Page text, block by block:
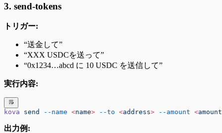
3. send-tokens
トリガー:
“送金して”
“XXX USDCを送って”
“0x1234…abcd に 10 USDC を送信して”
実行内容:
kova send --name <name> --to <address> --amount <amount
出力例: